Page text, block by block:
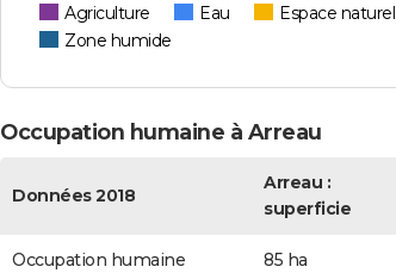
Agriculture Eau Espace naturel
Zone humide
Occupation humaine à Arreau
Données 2018
Arreau :
superficie
Occupation humaine 85 ha